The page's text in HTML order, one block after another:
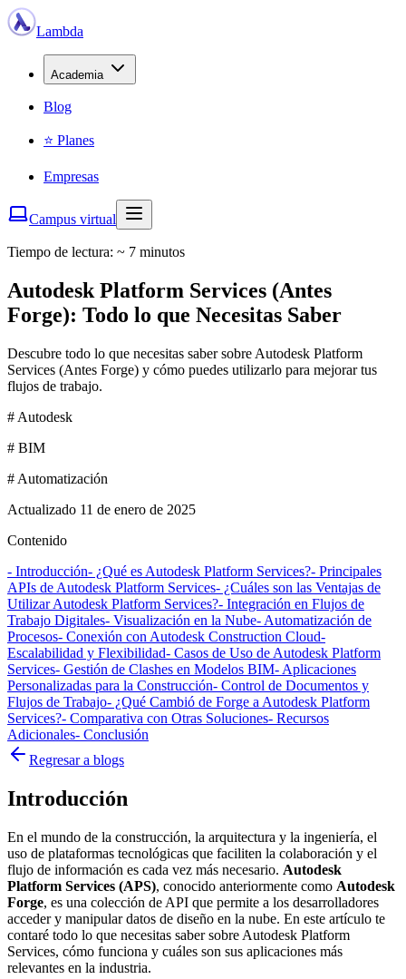
Lambda
Academia
Blog
⭐ Planes
Empresas
Campus virtual
Tiempo de lectura: ~ 7 minutos
Autodesk Platform Services (Antes
Forge): Todo lo que Necesitas Saber
Descubre todo lo que necesitas saber sobre Autodesk Platform
Services (Antes Forge) y cómo puedes utilizarlo para mejorar tus
flujos de trabajo.
# Autodesk
# BIM
# Automatización
Actualizado 11 de enero de 2025
Contenido
- Introducción- ¿Qué es Autodesk Platform Services?- Principales
APIs de Autodesk Platform Services- ¿Cuáles son las Ventajas de
Utilizar Autodesk Platform Services?- Integración en Flujos de
Trabajo Digitales- Visualización en la Nube- Automatización de
Procesos- Conexión con Autodesk Construction Cloud-
Escalabilidad y Flexibilidad- Casos de Uso de Autodesk Platform
Services- Gestión de Clashes en Modelos BIM- Aplicaciones
Personalizadas para la Construcción- Control de Documentos y
Flujos de Trabajo- ¿Qué Cambió de Forge a Autodesk Platform
Services?- Comparativa con Otras Soluciones- Recursos
Adicionales- Conclusión
Regresar a blogs
Introducción
En el mundo de la construcción, la arquitectura y la ingeniería, el
uso de plataformas tecnológicas que faciliten la colaboración y el
flujo de información es cada vez más necesario. Autodesk
Platform Services (APS), conocido anteriormente como Autodesk
Forge, es una colección de API que permite a los desarrolladores
acceder y manipular datos de diseño en la nube. En este artículo te
contaré todo lo que necesitas saber sobre Autodesk Platform
Services, cómo funciona y cuáles son sus aplicaciones más
relevantes en la industria.